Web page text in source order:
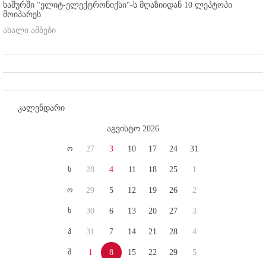
ხაშურში "ელიტ-ელექტრონიქსი"-ს მღაზიიდან 10 ლეპტოპი
მოიპარეს
ახალი ამბები
კალენდარი
აგვისტო 2026
ო
ს
ო
ხ
პ
შ
27
28
29
30
31
1
3
4
5
6
7
8
10
11
12
13
14
15
17
18
19
20
21
22
24
25
26
27
28
29
31
1
2
3
4
5